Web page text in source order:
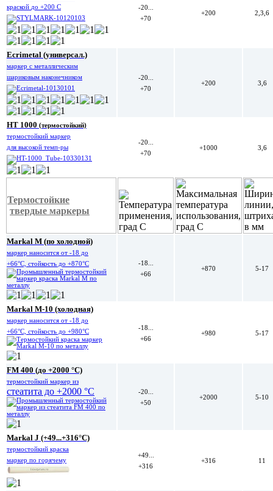
краской до +200 С
-20...
+70
+200 2,3,6
Ecrimetal (универсал.)
маркер с металлическим
шариковым наконечником
-20...
+70
+200 3,6
HT 1000 (термостойкий)
термостойкий маркер
для высокой темп-ры
-20...
+70
+1000 3,6
Термостойкие
твердые маркеры
Markal M (по холодной)
маркер наносится от -18 до
+66°C, стойкость до +870°C
-18...
+66
+870 5-17
Markal M-10 (холодная)
маркер наносится от -18 до
+66°C, стойкость до +980°C
-18...
+66
+980 5-17
FM 400 (до +2000 °C)
термостойкий маркер из
стеатита до +2000 °C
-20...
+50
+2000 5-10
Markal J (+49...+316°C)
термостойкий краска
маркер по горячему
+49...
+316
+316 11